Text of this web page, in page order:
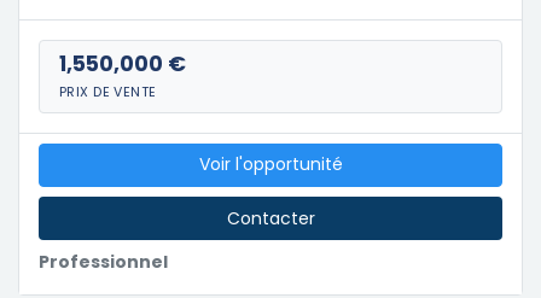
1,550,000 €
PRIX DE VENTE
Professionnel
Voir l'opportunité
Contacter